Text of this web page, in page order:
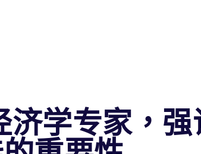
学专家，强